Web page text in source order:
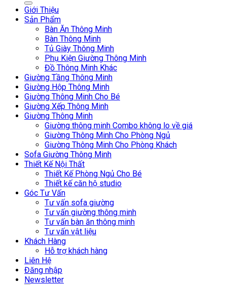
Giới Thiệu
Sản Phẩm
Bàn Ăn Thông Minh
Bàn Thông Minh
Tủ Giày Thông Minh
Phụ Kiện Giường Thông Minh
Đồ Thông Minh Khác
Giường Tầng Thông Minh
Giường Hộp Thông Minh
Giường Thông Minh Cho Bé
Giường Xếp Thông Minh
Giường Thông Minh
Giường thông minh Combo không lo về giá
Giường Thông Minh Cho Phòng Ngủ
Giường Thông Minh Cho Phòng Khách
Sofa Giường Thông Minh
Thiết Kế Nội Thất
Thiết Kế Phòng Ngủ Cho Bé
Thiết kế căn hộ studio
Góc Tư Vấn
Tư vấn sofa giường
Tư vấn giường thông minh
Tư vấn bàn ăn thông minh
Tư vấn vật liệu
Khách Hàng
Hỗ trợ khách hàng
Liên Hệ
Đăng nhập
Newsletter